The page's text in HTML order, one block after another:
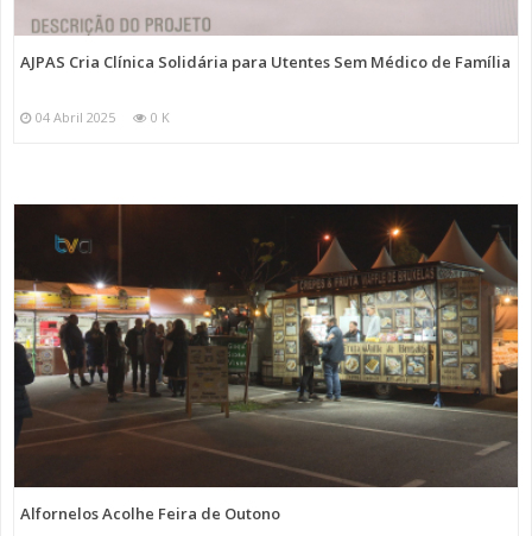
AJPAS Cria Clínica Solidária para Utentes Sem Médico de Família
04 Abril 2025 0 K
Alfornelos Acolhe Feira de Outono